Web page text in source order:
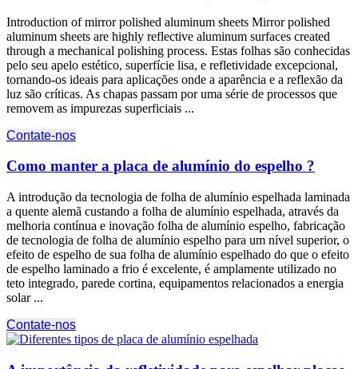
Introduction of mirror polished aluminum sheets Mirror polished
aluminum sheets are highly reflective aluminum surfaces created
through a mechanical polishing process. Estas folhas são conhecidas
pelo seu apelo estético, superfície lisa, e refletividade excepcional,
tornando-os ideais para aplicações onde a aparência e a reflexão da
luz são críticas. As chapas passam por uma série de processos que
removem as impurezas superficiais ...
Contate-nos
Como manter a placa de alumínio do espelho ?
A introdução da tecnologia de folha de alumínio espelhada laminada
a quente alemã custando a folha de alumínio espelhada, através da
melhoria contínua e inovação folha de alumínio espelho, fabricação
de tecnologia de folha de alumínio espelho para um nível superior, o
efeito de espelho de sua folha de alumínio espelhado do que o efeito
de espelho laminado a frio é excelente, é amplamente utilizado no
teto integrado, parede cortina, equipamentos relacionados a energia
solar ...
Contate-nos